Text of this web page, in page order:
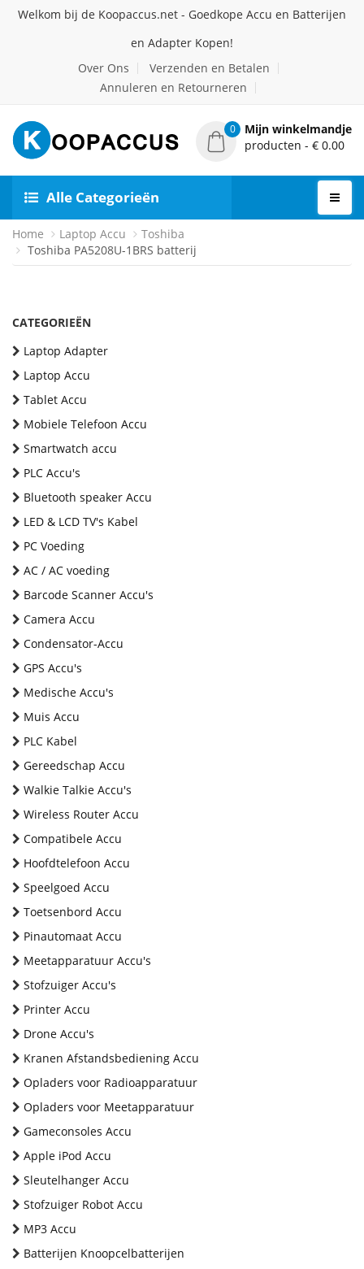
Welkom bij de Koopaccus.net - Goedkope Accu en Batterijen
en Adapter Kopen!
Over Ons
Verzenden en Betalen
Annuleren en Retourneren
0
Mijn winkelmandje
producten - € 0.00
Alle Categorieën
Home Laptop Accu
Toshiba
Toshiba PA5208U-1BRS batterij
CATEGORIEËN
Laptop Adapter
Laptop Accu
Tablet Accu
Mobiele Telefoon Accu
Smartwatch accu
PLC Accu's
Bluetooth speaker Accu
LED & LCD TV's Kabel
PC Voeding
AC / AC voeding
Barcode Scanner Accu's
Camera Accu
Condensator-Accu
GPS Accu's
Medische Accu's
Muis Accu
PLC Kabel
Gereedschap Accu
Walkie Talkie Accu's
Wireless Router Accu
Compatibele Accu
Hoofdtelefoon Accu
Speelgoed Accu
Toetsenbord Accu
Pinautomaat Accu
Meetapparatuur Accu's
Stofzuiger Accu's
Printer Accu
Drone Accu's
Kranen Afstandsbediening Accu
Opladers voor Radioapparatuur
Opladers voor Meetapparatuur
Gameconsoles Accu
Apple iPod Accu
Sleutelhanger Accu
Stofzuiger Robot Accu
MP3 Accu
Batterijen Knoopcelbatterijen